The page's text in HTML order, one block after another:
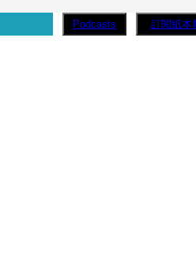
Podcasts 訂閱紙本